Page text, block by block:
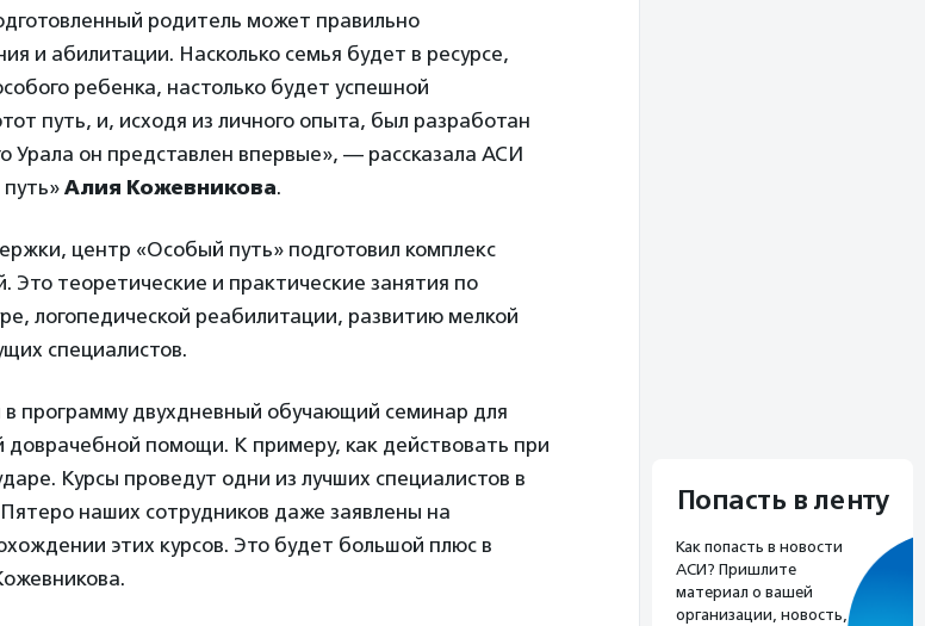
родитель может правильно
и абилитации. Насколько семья будет в ресурсе,
ребенка, настолько будет успешной
путь, и, исходя из личного опыта, был разработан
Урала он представлен впервые», — рассказала АСИ
Алия Кожевникова.
центр «Особый путь» подготовил комплекс
Это теоретические и практические занятия по
логопедической реабилитации, развитию мелкой
специалистов.
программу двухдневный обучающий семинар для
помощи. К примеру, как действовать при
Курсы проведут одни из лучших специалистов в
наших сотрудников даже заявлены на
этих курсов. Это будет большой плюс в
Попасть в ленту
Как попасть в новости
АСИ? Пришлите
материал о вашей
организации, новость,